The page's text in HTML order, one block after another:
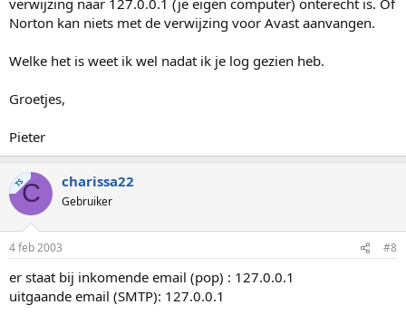
Norton kan niets met de verwijzing voor Avast aanvangen.
Welke het is weet ik wel nadat ik je log gezien heb.
Groetjes,
Pieter
TSC charissa22
Gebruiker
4 feb 2003 #8
er staat bij inkomende email (pop) : 127.0.0.1
uitgaande email (SMTP): 127.0.0.1